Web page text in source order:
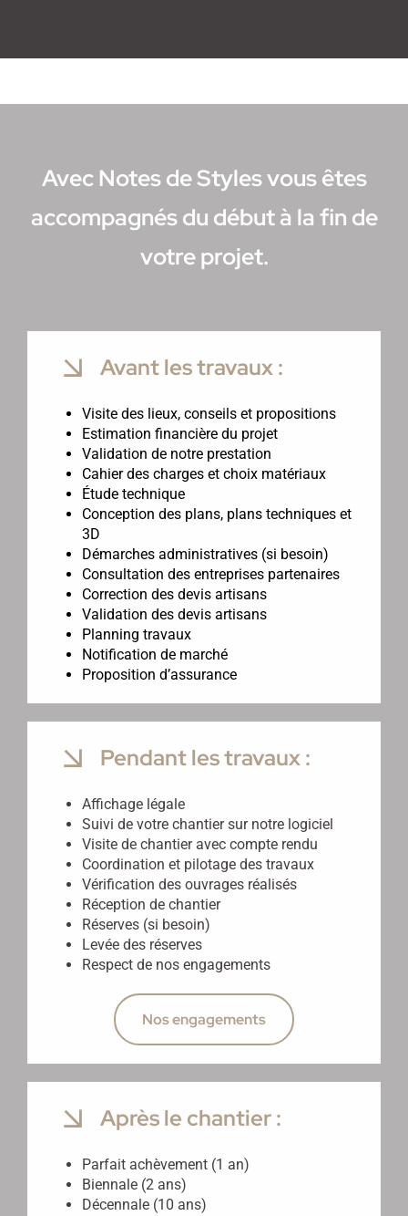
Avec Notes de Styles vous êtes
accompagnés du début à la fin de
votre projet.
Avant les travaux :
Visite des lieux, conseils et propositions
Estimation financière du projet
Validation de notre prestation
Cahier des charges et choix matériaux
Étude technique
Conception des plans, plans techniques et
3D
Démarches administratives (si besoin)
Consultation des entreprises partenaires
Correction des devis artisans
Validation des devis artisans
Planning travaux
Notification de marché
Proposition d’assurance
Pendant les travaux :
Affichage légale
Suivi de votre chantier sur notre logiciel
Visite de chantier avec compte rendu
Coordination et pilotage des travaux
Vérification des ouvrages réalisés
Réception de chantier
Réserves (si besoin)
Levée des réserves
Respect de nos engagements
Nos engagements
Après le chantier :
Parfait achèvement (1 an)
Biennale (2 ans)
Décennale (10 ans)